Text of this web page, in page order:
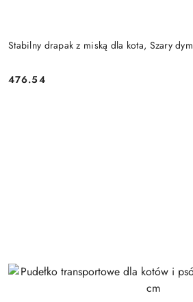
Stabilny drapak z miską dla kota, Szary dym
Cena:
476.54